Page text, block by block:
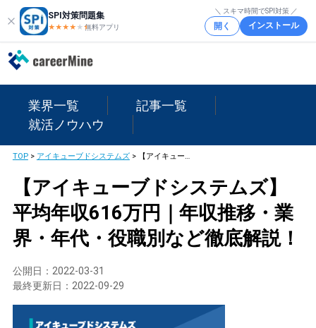
SPI対策問題集
★★★★ ★★
無料アプリ
＼ スキマ時間でSPI対策 ／
開く インストール
業界一覧
記事一覧
就活ノウハウ
TOP> アイキューブドシステムズ> 【アイキューブドシステムズ】平均年収616万円｜年収推移・業界・年代・役職別など徹底解説！
【アイキューブドシステムズ】
平均年収616万円｜年収推移・業
界・年代・役職別など徹底解説！
公開日： 2022-03-31
最終更新日： 2022-09-29